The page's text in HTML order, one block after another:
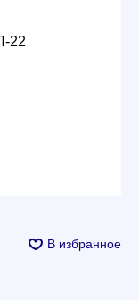
В избранное